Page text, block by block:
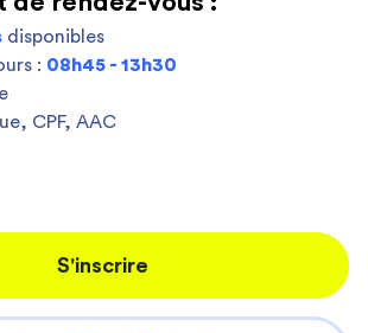
disponibles
: 08h45 - 13h30
CPF, AAC
S'inscrire